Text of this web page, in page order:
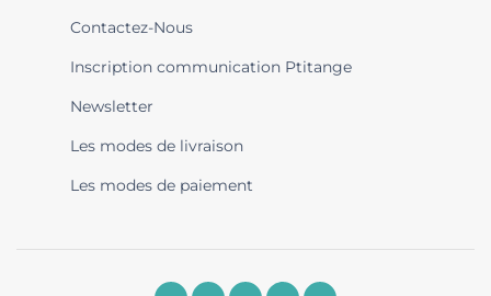
Contactez-Nous
Inscription communication Ptitange
Newsletter
Les modes de livraison
Les modes de paiement